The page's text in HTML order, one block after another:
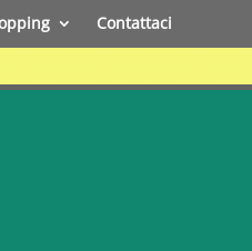
Contattaci